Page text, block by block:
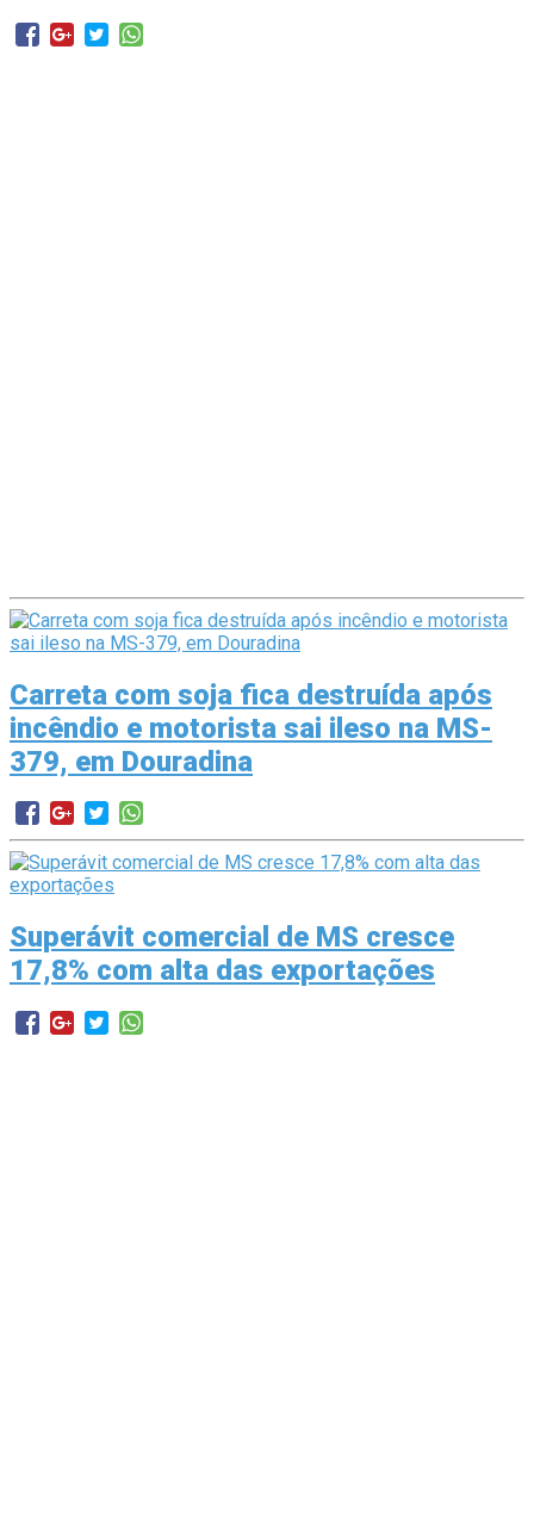
Carreta com soja fica destruída após
incêndio e motorista sai ileso na MS-
379, em Douradina
Superávit comercial de MS cresce
17,8% com alta das exportações